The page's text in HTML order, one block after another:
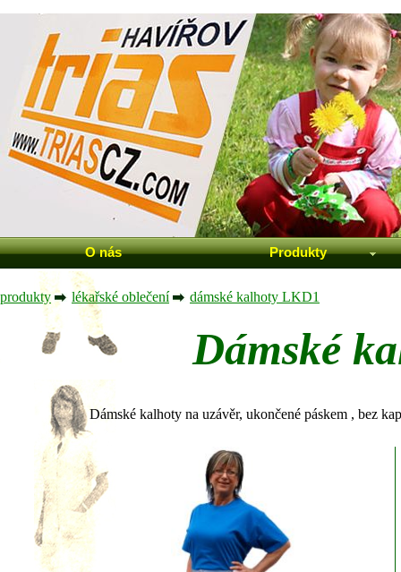
O nás Produkty
produkty lékařské oblečení dámské kalhoty LKD1
Dámské
Dámské kalhoty na uzávěr, ukončené páskem , bez